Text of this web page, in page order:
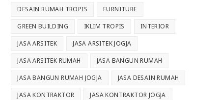
DESAIN RUMAH TROPIS FURNITURE
GREEN BUILDING IKLIM TROPIS INTERIOR
JASA ARSITEK JASA ARSITEK JOGJA
JASA ARSITEK RUMAH JASA BANGUN RUMAH
JASA BANGUN RUMAH JOGJA JASA DESAIN RUMAH
JASA KONTRAKTOR JASA KONTRAKTOR JOGJA